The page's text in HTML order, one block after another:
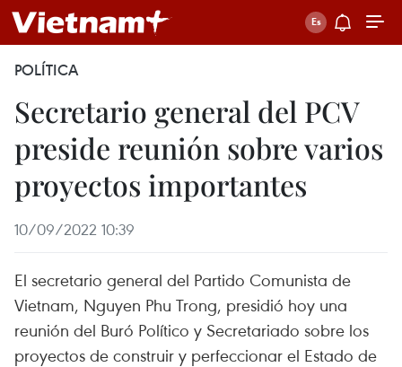
POLÍTICA
Secretario general del PCV
preside reunión sobre varios
proyectos importantes
10/09/2022 10:39
El secretario general del Partido Comunista de
Vietnam, Nguyen Phu Trong, presidió hoy una
reunión del Buró Político y Secretariado sobre los
proyectos de construir y perfeccionar el Estado de